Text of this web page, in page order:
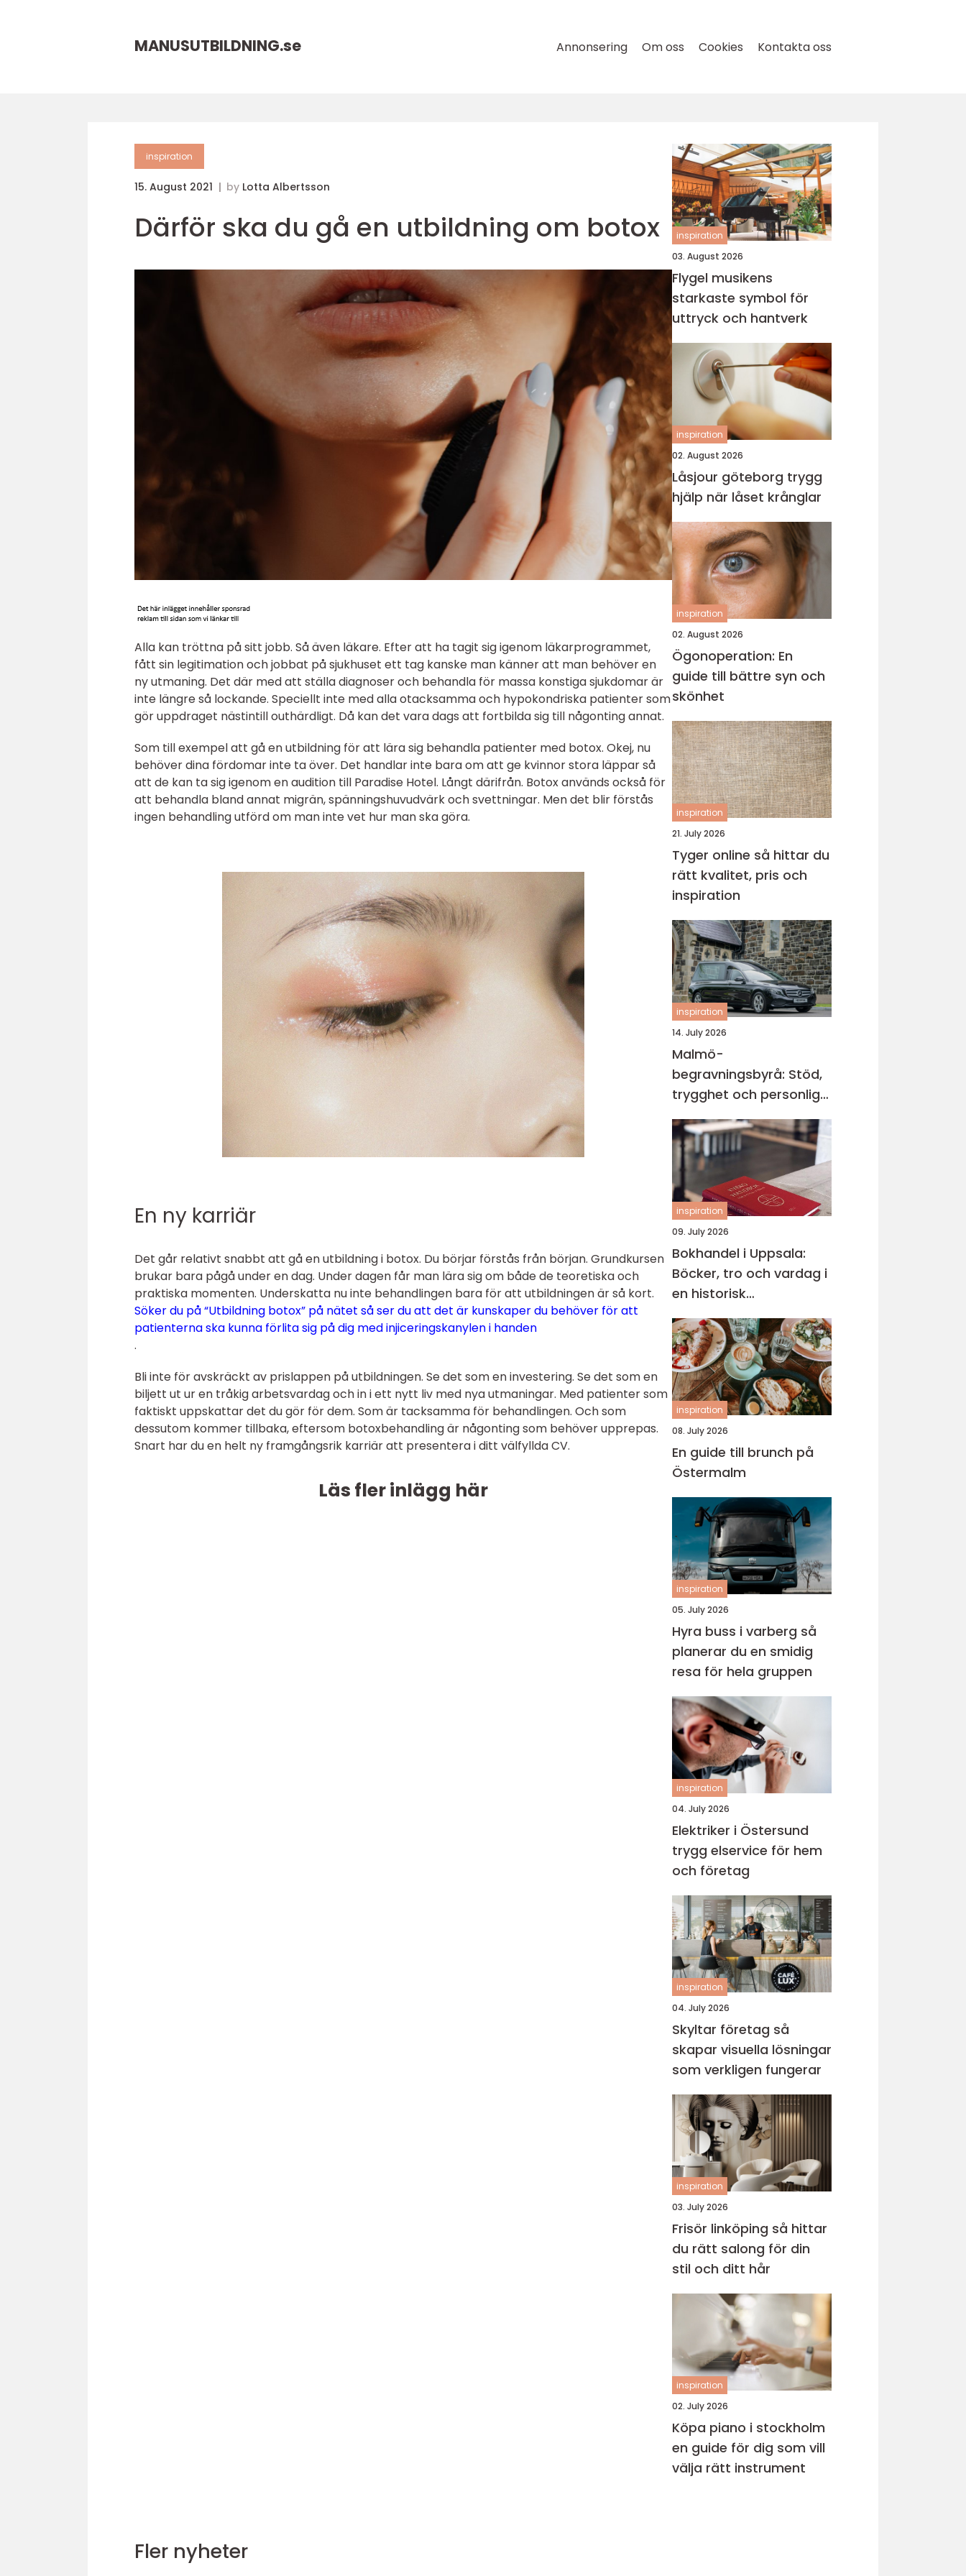
MANUSUTBILDNING.se Annonsering Om oss Cookies Kontakta oss
inspiration
15. August 2021 by Lotta Albertsson
Därför ska du gå en utbildning om botox
Alla kan tröttna på sitt jobb. Så även läkare. Efter att ha tagit sig igenom läkarprogrammet,
fått sin legitimation och jobbat på sjukhuset ett tag kanske man känner att man behöver en
ny utmaning. Det där med att ställa diagnoser och behandla för massa konstiga sjukdomar är
inte längre så lockande. Speciellt inte med alla otacksamma och hypokondriska patienter som
gör uppdraget nästintill outhärdligt. Då kan det vara dags att fortbilda sig till någonting annat.
Som till exempel att gå en utbildning för att lära sig behandla patienter med botox. Okej, nu
behöver dina fördomar inte ta över. Det handlar inte bara om att ge kvinnor stora läppar så
att de kan ta sig igenom en audition till Paradise Hotel. Långt därifrån. Botox används också för
att behandla bland annat migrän, spänningshuvudvärk och svettningar. Men det blir förstås
ingen behandling utförd om man inte vet hur man ska göra.
En ny karriär
Det går relativt snabbt att gå en utbildning i botox. Du börjar förstås från början. Grundkursen
brukar bara pågå under en dag. Under dagen får man lära sig om både de teoretiska och
praktiska momenten. Underskatta nu inte behandlingen bara för att utbildningen är så kort.
Söker du på “Utbildning botox” på nätet så ser du att det är kunskaper du behöver för att
patienterna ska kunna förlita sig på dig med injiceringskanylen i handen
.
Bli inte för avskräckt av prislappen på utbildningen. Se det som en investering. Se det som en
biljett ut ur en tråkig arbetsvardag och in i ett nytt liv med nya utmaningar. Med patienter som
faktiskt uppskattar det du gör för dem. Som är tacksamma för behandlingen. Och som
dessutom kommer tillbaka, eftersom botoxbehandling är någonting som behöver upprepas.
Snart har du en helt ny framgångsrik karriär att presentera i ditt välfyllda CV.
Läs fler inlägg här
inspiration
03. August 2026
Flygel musikens
starkaste symbol för
uttryck och hantverk
inspiration
02. August 2026
Låsjour göteborg trygg
hjälp när låset krånglar
inspiration
02. August 2026
Ögonoperation: En
guide till bättre syn och
skönhet
inspiration
21. July 2026
Tyger online så hittar du
rätt kvalitet, pris och
inspiration
inspiration
14. July 2026
Malmö-
begravningsbyrå: Stöd,
trygghet och personliga
avsked
inspiration
09. July 2026
Bokhandel i Uppsala:
Böcker, tro och vardag i
en historisk
universitetsstad
inspiration
08. July 2026
En guide till brunch på
Östermalm
inspiration
05. July 2026
Hyra buss i varberg så
planerar du en smidig
resa för hela gruppen
inspiration
04. July 2026
Elektriker i Östersund
trygg elservice för hem
och företag
inspiration
04. July 2026
Skyltar företag så
skapar visuella lösningar
som verkligen fungerar
inspiration
03. July 2026
Frisör linköping så hittar
du rätt salong för din
stil och ditt hår
inspiration
02. July 2026
Köpa piano i stockholm
en guide för dig som vill
välja rätt instrument
Fler nyheter